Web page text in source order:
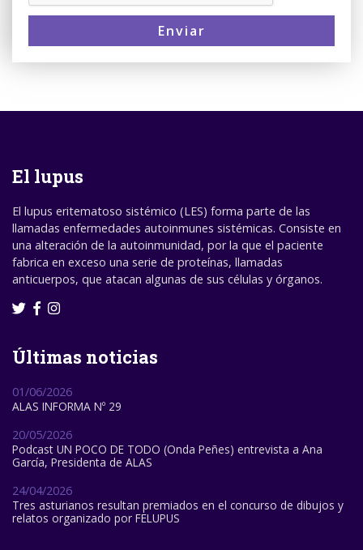
Enviar
El lupus
El lupus eritematoso sistémico (LES) forma parte de las
llamadas enfermedades autoinmunes sistémicas. Consiste en
una alteración de la autoinmunidad, por la que el paciente
fabrica en exceso una serie de proteínas, llamadas
anticuerpos, que atacan algunas de sus células y órganos.
Últimas noticias
01/06/2026
ALAS INFORMA Nº 29
20/05/2026
Podcast UN POCO DE TODO (Onda Peñes) entrevista a Ana
García, Presidenta de ALAS
24/04/2026
Tres asturianos resultan premiados en el concurso de dibujos y
relatos organizado por FELUPUS